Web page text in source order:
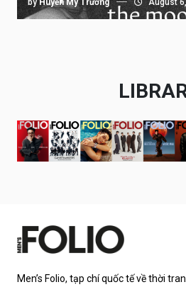
Men’s Folio, tạp chí quốc tế về thời